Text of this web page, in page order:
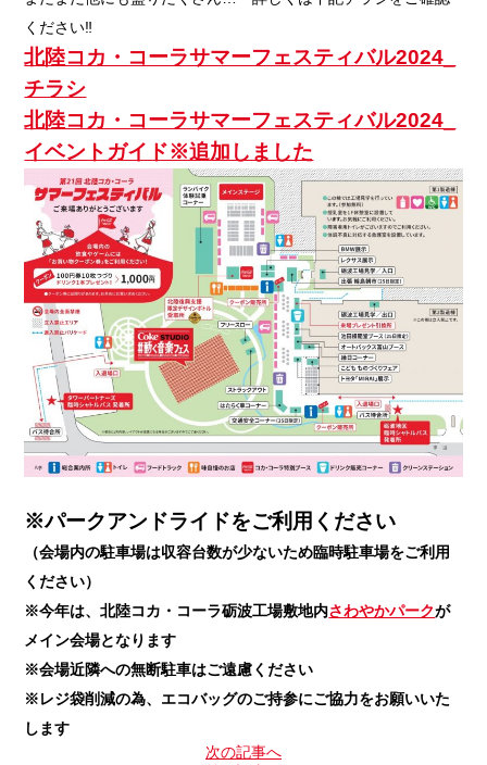
ください‼
北陸コカ・コーラサマーフェスティバル2024_
チラシ
北陸コカ・コーラサマーフェスティバル2024_
イベントガイド※追加しました
※パークアンドライドをご利用ください
（会場内の駐車場は収容台数が少ないため臨時駐車場をご利用
ください）
※今年は、北陸コカ・コーラ砺波工場敷地内さわやかパークが
メイン会場となります
※会場近隣への無断駐車はご遠慮ください
※レジ袋削減の為、エコバッグのご持参にご協力をお願いいた
します
次の記事へ